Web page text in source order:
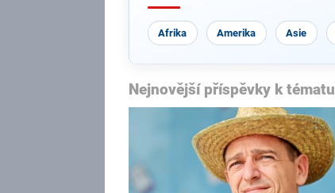
Afrika Amerika Asie
Nejnovější příspěvky k tématu